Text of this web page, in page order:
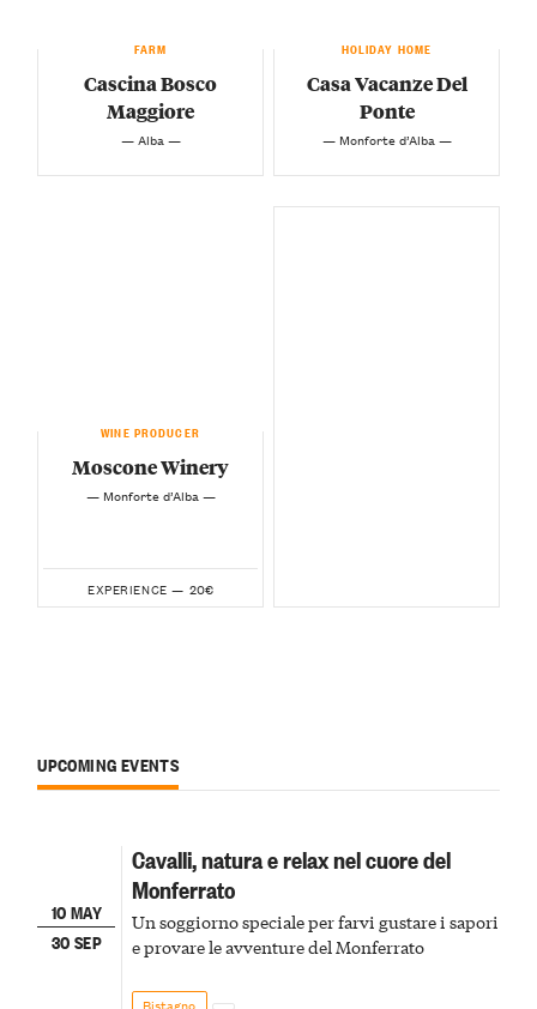
FARM
Cascina Bosco
Maggiore
— Alba —
HOLIDAY HOME
Casa Vacanze Del
Ponte
— Monforte d’Alba —
WINE PRODUCER
Moscone Winery
— Monforte d’Alba —
EXPERIENCE — 20€
UPCOMING EVENTS
10 MAY
30 SEP
Cavalli, natura e relax nel cuore del
Monferrato
Un soggiorno speciale per farvi gustare i sapori
e provare le avventure del Monferrato
Bistagno